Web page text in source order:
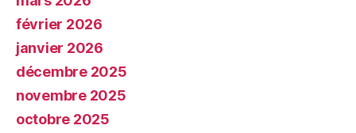
février 2026
janvier 2026
décembre 2025
novembre 2025
octobre 2025